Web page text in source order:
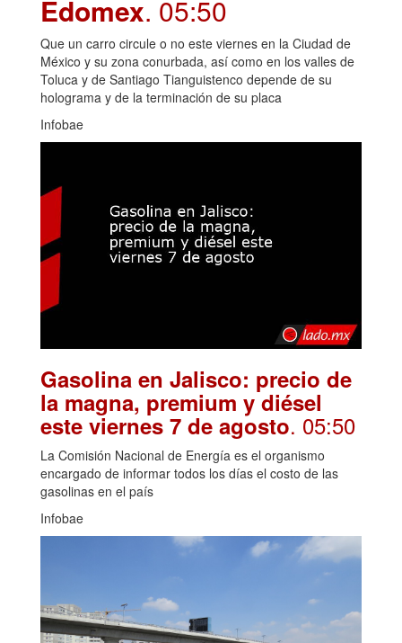
Edomex. 05:50
Que un carro circule o no este viernes en la Ciudad de
México y su zona conurbada, así como en los valles de
Toluca y de Santiago Tianguistenco depende de su
holograma y de la terminación de su placa
Infobae
Gasolina en Jalisco: precio de
la magna, premium y diésel
este viernes 7 de agosto. 05:50
La Comisión Nacional de Energía es el organismo
encargado de informar todos los días el costo de las
gasolinas en el país
Infobae